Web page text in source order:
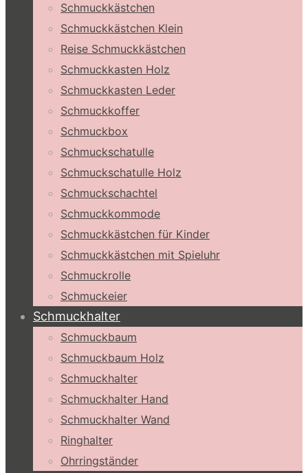
Schmuckkästchen
Schmuckkästchen Klein
Reise Schmuckkästchen
Schmuckkasten Holz
Schmuckkasten Leder
Schmuckkoffer
Schmuckbox
Schmuckschatulle
Schmuckschatulle Holz
Schmuckschachtel
Schmuckkommode
Schmuckkästchen für Kinder
Schmuckkästchen mit Spieluhr
Schmuckrolle
Schmuckeier
Schmuckhalter
Schmuckbaum
Schmuckbaum Holz
Schmuckhalter
Schmuckhalter Hand
Schmuckhalter Wand
Ringhalter
Ohrringständer